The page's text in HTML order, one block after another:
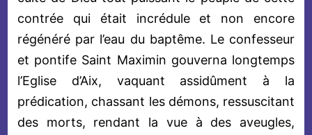
contrée qui était incrédule et non encore
régénéré par l’eau du baptême. Le confesseur
et pontife Saint Maximin gouverna longtemps
l’Eglise d’Aix, vaquant assidûment à la
prédication, chassant les démons, ressuscitant
des morts, rendant la vue à des aveugles,